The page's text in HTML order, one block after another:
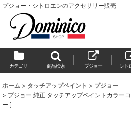
プジョー・シトロエンのアクセサリー販売
カテゴリ 商品検索 プジョー シト
ホーム > タッチアップペイント > プジョー
> プジョー 純正 タッチアップペイントカラー
ー ]